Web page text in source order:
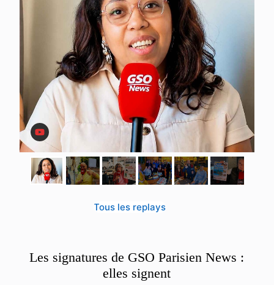
Tous les replays
Les signatures de GSO Parisien News :
elles signent